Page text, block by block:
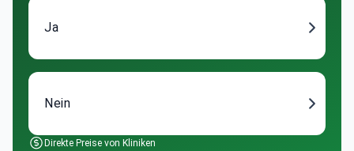
Ja
Nein
Direkte Preise von Kliniken